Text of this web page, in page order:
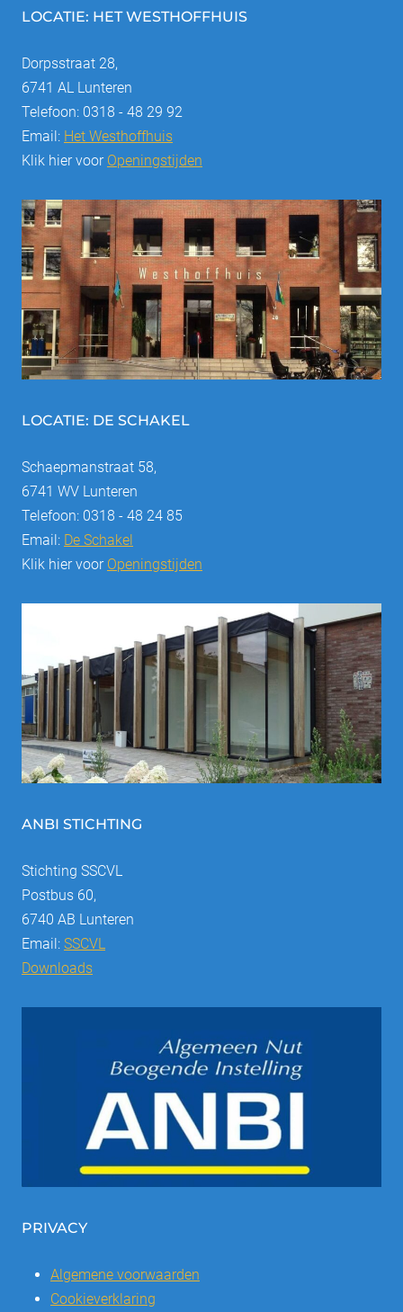
LOCATIE: HET WESTHOFFHUIS
Dorpsstraat 28,
6741 AL Lunteren
Telefoon: 0318 - 48 29 92
Email: Het Westhoffhuis
Klik hier voor Openingstijden
LOCATIE: DE SCHAKEL
Schaepmanstraat 58,
6741 WV Lunteren
Telefoon: 0318 - 48 24 85
Email: De Schakel
Klik hier voor Openingstijden
ANBI STICHTING
Stichting SSCVL
Postbus 60,
6740 AB Lunteren
Email: SSCVL
Downloads
PRIVACY
Algemene voorwaarden
Cookieverklaring